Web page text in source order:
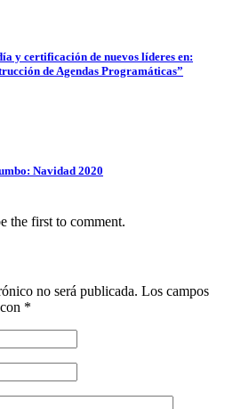
y certificación de nuevos líderes en:
de Agendas Programáticas”
Navidad 2020
the first to comment.
no será publicada. Los campos
*